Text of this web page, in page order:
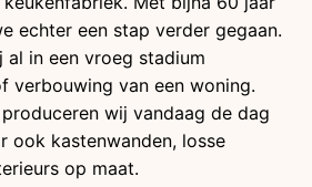
echter een stap verder gegaan.
in een vroeg stadium
verbouwing van een woning.
wij vandaag de dag
ook kastenwanden, losse
op maat.